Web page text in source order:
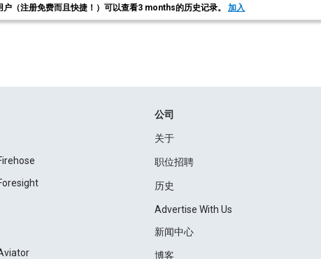
户（注册免费而且快捷！）可以查看3 months的历史记录。加入
公司
关于
职位招聘
历史
Advertise With Us
新闻中心
博客